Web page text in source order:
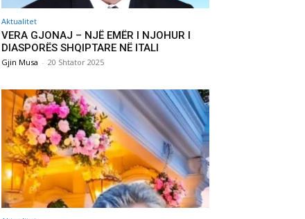
Aktualitet
VERA GJONAJ – NJË EMËR I NJOHUR I
DIASPORËS SHQIPTARE NË ITALI
Gjin Musa - 20 Shtator 2025